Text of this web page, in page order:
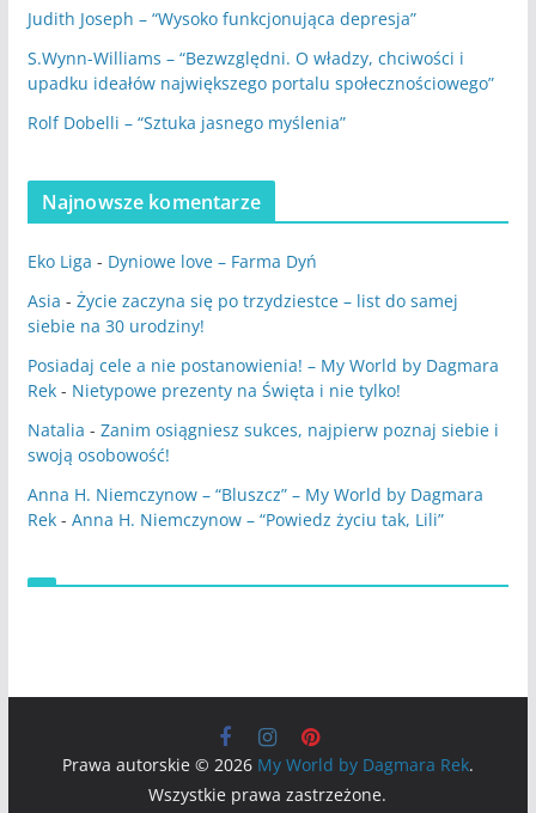
Judith Joseph – “Wysoko funkcjonująca depresja”
S.Wynn-Williams – “Bezwzględni. O władzy, chciwości i
upadku ideałów największego portalu społecznościowego”
Rolf Dobelli – “Sztuka jasnego myślenia”
Najnowsze komentarze
Eko Liga - Dyniowe love – Farma Dyń
Asia - Życie zaczyna się po trzydziestce – list do samej
siebie na 30 urodziny!
Posiadaj cele a nie postanowienia! – My World by Dagmara
Rek- Nietypowe prezenty na Święta i nie tylko!
Natalia - Zanim osiągniesz sukces, najpierw poznaj siebie i
swoją osobowość!
Anna H. Niemczynow – “Bluszcz” – My World by Dagmara
Rek- Anna H. Niemczynow – “Powiedz życiu tak, Lili”
Prawa autorskie © 2026 My World by Dagmara Rek.
Wszystkie prawa zastrzeżone.